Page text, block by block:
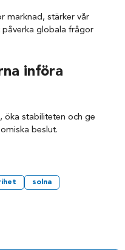
marknad, stärker vår
globala frågor
införa
öka stabiliteten och ge
beslut.
solna